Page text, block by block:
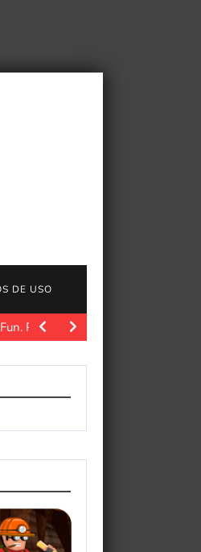
DE USO
Polygon.com. Fonte da